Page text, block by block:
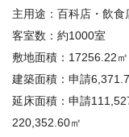
主用途：百科店・飲
客室数：約1000室
敷地面積： 17256.22㎡
建築面積：申請
延床面積：申請
220,352.60㎡